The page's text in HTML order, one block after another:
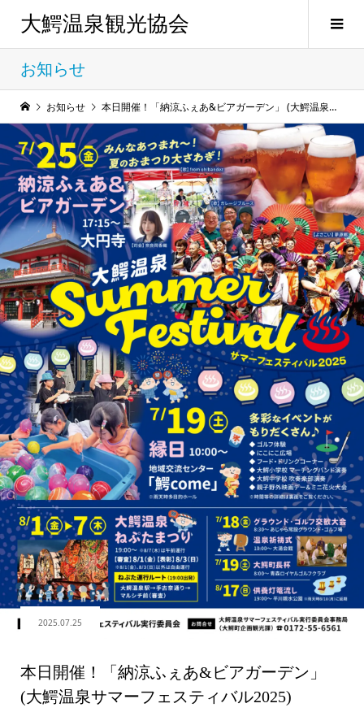
大鰐温泉観光協会
お知らせ
お知らせ 本日開催！「納涼ふぇあ&ビアガーデン」 (大鰐温泉サマーフェスティバル2025)
2025.07.25
本日開催！「納涼ふぇあ&ビアガーデン」
(大鰐温泉サマーフェスティバル2025)